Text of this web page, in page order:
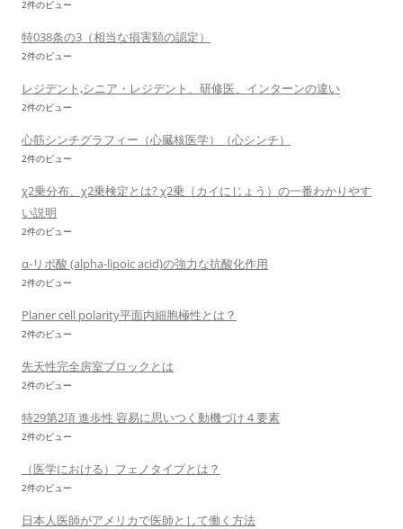
2件のビュー
特038条の3（相当な損害額の認定）
2件のビュー
レジデント,シニア・レジデント、研修医、インターンの違い
2件のビュー
心筋シンチグラフィー（心臓核医学）（心シンチ）
2件のビュー
χ2乗分布、χ2乗検定とは? χ2乗（カイにじょう）の一番わかりやす
い説明
2件のビュー
α-リポ酸 (alpha-lipoic acid)の強力な抗酸化作用
2件のビュー
Planer cell polarity平面内細胞極性とは？
2件のビュー
先天性完全房室ブロックとは
2件のビュー
特29第2項 進歩性 容易に思いつく動機づけ４要素
2件のビュー
（医学における）フェノタイプとは？
2件のビュー
日本人医師がアメリカで医師として働く方法